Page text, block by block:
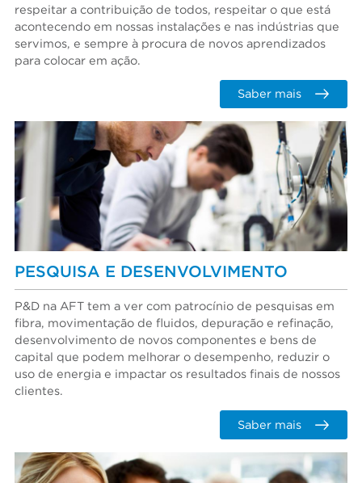
respeitar a contribuição de todos, respeitar o que está
acontecendo em nossas instalações e nas indústrias que
servimos, e sempre à procura de novos aprendizados
para colocar em ação.
Saber mais
PESQUISA E DESENVOLVIMENTO
P&D na AFT tem a ver com patrocínio de pesquisas em
fibra, movimentação de fluidos, depuração e refinação,
desenvolvimento de novos componentes e bens de
capital que podem melhorar o desempenho, reduzir o
uso de energia e impactar os resultados finais de nossos
clientes.
Saber mais